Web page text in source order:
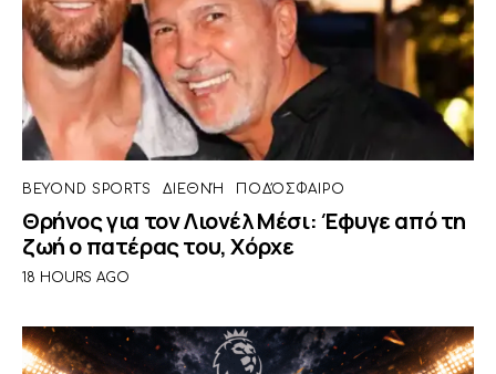
BEYOND SPORTS ΔΙΕΘΝΉ ΠΟΔΌΣΦΑΙΡΟ
Θρήνος για τον Λιονέλ Μέσι: Έφυγε από τη
ζωή ο πατέρας του, Χόρχε
18 HOURS AGO